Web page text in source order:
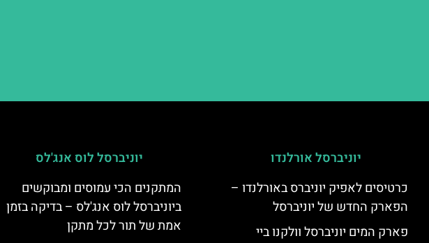
יוניברסל אורלנדו
כרטיסים לאפיק יוניברס באורלנדו –
הפארק החדש של יוניברסל
פארק המים יוניברסל וולקנו ביי
יוניברסל לוס אנג'לס
המתקנים הכי עמוסים ומבוקשים
ביוניברסל לוס אנג'לס – בדיקה בזמן
אמת של תור לכל מתקן